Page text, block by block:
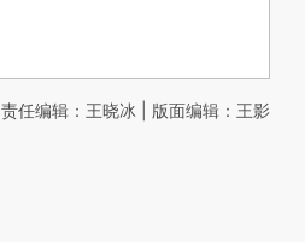
责任编辑：王晓冰 | 版面编辑：王影